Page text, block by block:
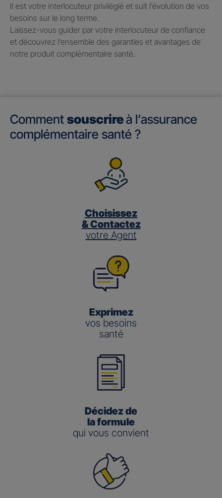
Il est votre interlocuteur privilégié et suit l’évolution de vos
besoins sur le long terme.​
Laissez-vous guider par votre interlocuteur de confiance
et découvrez l’ensemble des garanties et avantages de
notre produit complémentaire santé.
Comment souscrireà l’assurance
complémentaire santé ?
Choisissez
& Contactez
votre Agent
Exprimez
vos besoins
santé
Décidez de
la formule
qui vous convient